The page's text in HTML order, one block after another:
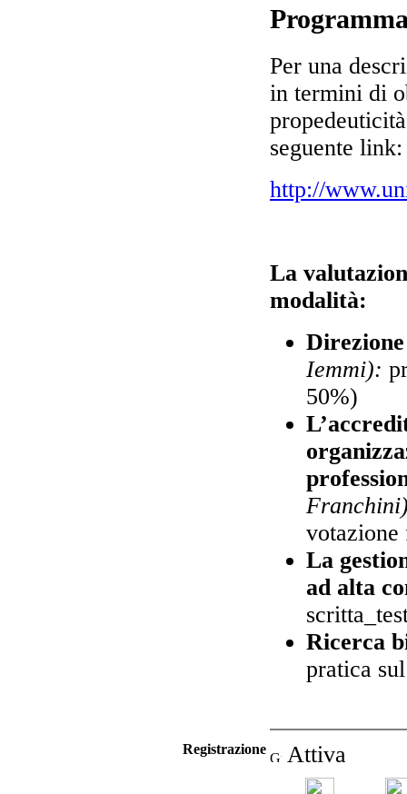
Per una
in termini di
seguente link:
http://
La
modalità:
Iemmi):
50%)
La
ad alta
Ricerca
pratica
Registrazione Attiva